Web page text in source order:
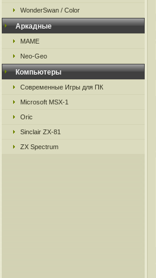
WonderSwan / Color
Аркадные
MAME
Neo-Geo
Компьютеры
Современные Игры для ПК
Microsoft MSX-1
Oric
Sinclair ZX-81
ZX Spectrum